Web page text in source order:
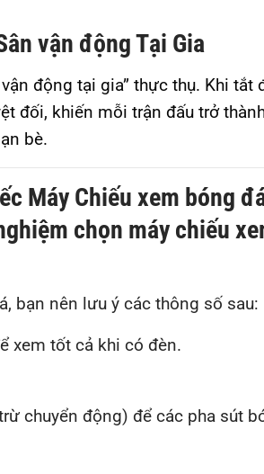
vận động Tại Gia
động tại gia” thực thụ. Khi tắt
đối, khiến mỗi trận đấu trở
bè.
Máy Chiếu xem bóng
chọn máy chiếu
bạn nên lưu ý các thông số sau:
xem tốt cả khi có đèn.
chuyển động) để các pha sút